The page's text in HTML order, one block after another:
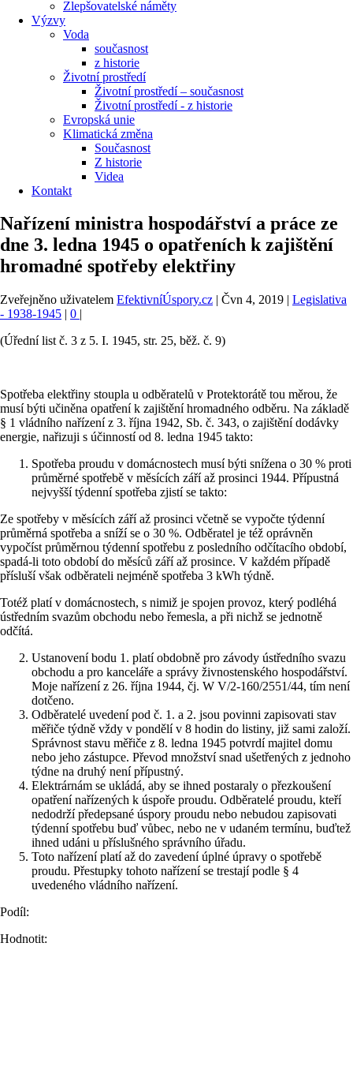
Zlepšovatelské náměty
Výzvy
Voda
současnost
z historie
Životní prostředí
Životní prostředí – současnost
Životní prostředí ​- z historie
Evropská unie
Klimatická změna
Současnost
Z historie
Videa
Kontakt
Nařízení ministra hospodářství a práce ze
dne 3. ledna 1945 o opatřeních k zajištění
hromadné spotřeby elektřiny
Zveřejněno uživatelem EfektivníÚspory.cz | Čvn 4, 2019 | Legislativa
- 1938-1945 | 0 |
(Úřední list č. 3 z 5. I. 1945, str. 25, běž. č. 9)
Spotřeba elektřiny stoupla u odběratelů v Protektorátě tou měrou, že
musí býti učiněna opatření k zajištění hromadného odběru. Na základě
§ 1 vládního nařízení z 3. října 1942, Sb. č. 343, o zajištění dodávky
energie, nařizuji s účinností od 8. ledna 1945 takto:
Spotřeba proudu v domácnostech musí býti snížena o 30 % proti
průměrné spotřebě v měsících září až prosinci 1944. Přípustná
nejvyšší týdenní spotřeba zjistí se takto:
Ze spotřeby v měsících září až prosinci včetně se vypočte týdenní
průměrná spotřeba a sníží se o 30 %. Odběratel je též oprávněn
vypočíst průměrnou týdenní spotřebu z posledního odčítacího období,
spadá-li toto období do měsíců září až prosince. V každém případě
přísluší však odběrateli nejméně spotřeba 3 kWh týdně.
Totéž platí v domácnostech, s nimiž je spojen provoz, který podléhá
ústředním svazům obchodu nebo řemesla, a při nichž se jednotně
odčítá.
Ustanovení bodu 1. platí obdobně pro závody ústředního svazu
obchodu a pro kanceláře a správy živnostenského hospodářství.
Moje nařízení z 26. října 1944, čj. W V/2-160/2551/44, tím není
dotčeno.
Odběratelé uvedení pod č. 1. a 2. jsou povinni zapisovati stav
měřiče týdně vždy v pondělí v 8 hodin do listiny, již sami založí.
Správnost stavu měřiče z 8. ledna 1945 potvrdí majitel domu
nebo jeho zástupce. Převod množství snad ušetřených z jednoho
týdne na druhý není přípustný.
Elektrárnám se ukládá, aby se ihned postaraly o přezkoušení
opatření nařízených k úspoře proudu. Odběratelé proudu, kteří
nedodrží předepsané úspory proudu nebo nebudou zapisovati
týdenní spotřebu buď vůbec, nebo ne v udaném termínu, buďtež
ihned udáni u příslušného správního úřadu.
Toto nařízení platí až do zavedení úplné úpravy o spotřebě
proudu. Přestupky tohoto nařízení se trestají podle § 4
uvedeného vládního nařízení.
Podíl:
Hodnotit: